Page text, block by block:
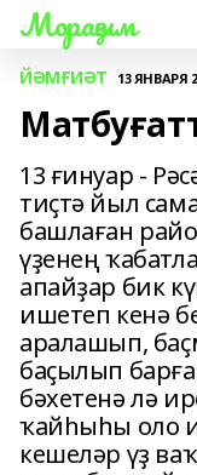
Мораҙым
ЙӘМҒИӘТ 13 ЯНВАРЯ
13 ғинуар -
тиҫтә йыл
башлаған
үҙенең
апайҙар бик
ишетеп кенә
аралашып,
баҫылып
бәхетенә лә
ҡайһыһы оло
кешеләр үҙ